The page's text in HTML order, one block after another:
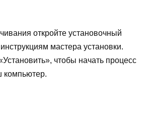
откройте установочный
мастера установки.
чтобы начать процесс
компьютер.